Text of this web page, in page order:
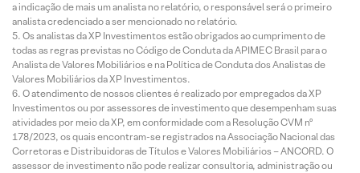
a indicação de mais um analista no relatório, o responsável será o primeiro
analista credenciado a ser mencionado no relatório.
Os analistas da XP Investimentos estão obrigados ao cumprimento de
todas as regras previstas no Código de Conduta da APIMEC Brasil para o
Analista de Valores Mobiliários e na Política de Conduta dos Analistas de
Valores Mobiliários da XP Investimentos.
O atendimento de nossos clientes é realizado por empregados da XP
Investimentos ou por assessores de investimento que desempenham suas
atividades por meio da XP, em conformidade com a Resolução CVM nº
178/2023, os quais encontram-se registrados na Associação Nacional das
Corretoras e Distribuidoras de Títulos e Valores Mobiliários – ANCORD. O
assessor de investimento não pode realizar consultoria, administração ou